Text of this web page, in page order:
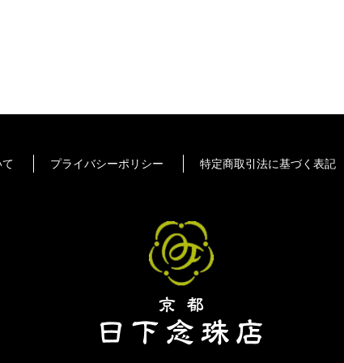
プライバシーポリシー 特定商取引法に基づく表記